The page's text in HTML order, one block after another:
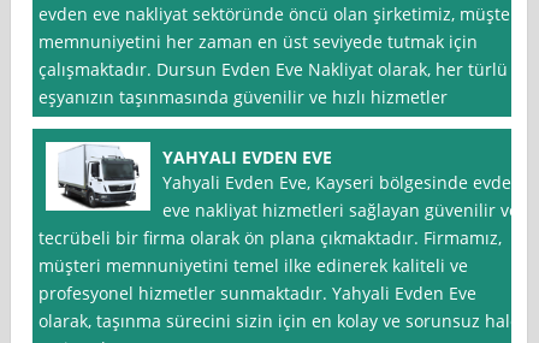
evden eve nakliyat sektöründe öncü olan şirketimiz, müşteri
memnuniyetini her zaman en üst seviyede tutmak için
çalışmaktadır. Dursun Evden Eve Nakliyat olarak, her türlü
eşyanızın taşınmasında güvenilir ve hızlı hizmetler
YAHYALI EVDEN EVE
Yahyali Evden Eve, Kayseri bölgesinde evden
eve nakliyat hizmetleri sağlayan güvenilir ve
tecrübeli bir firma olarak ön plana çıkmaktadır. Firmamız,
müşteri memnuniyetini temel ilke edinerek kaliteli ve
profesyonel hizmetler sunmaktadır. Yahyali Evden Eve
olarak, taşınma sürecini sizin için en kolay ve sorunsuz hale